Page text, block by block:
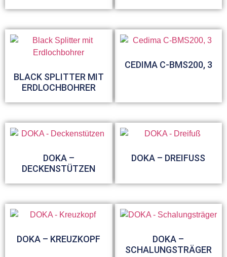
BLACK SPLITTER MIT
ERDLOCHBOHRER
CEDIMA C-BMS200, 3
DOKA –
DECKENSTÜTZEN
DOKA – DREIFUSS
DOKA – KREUZKOPF
DOKA –
SCHALUNGSTRÄGER